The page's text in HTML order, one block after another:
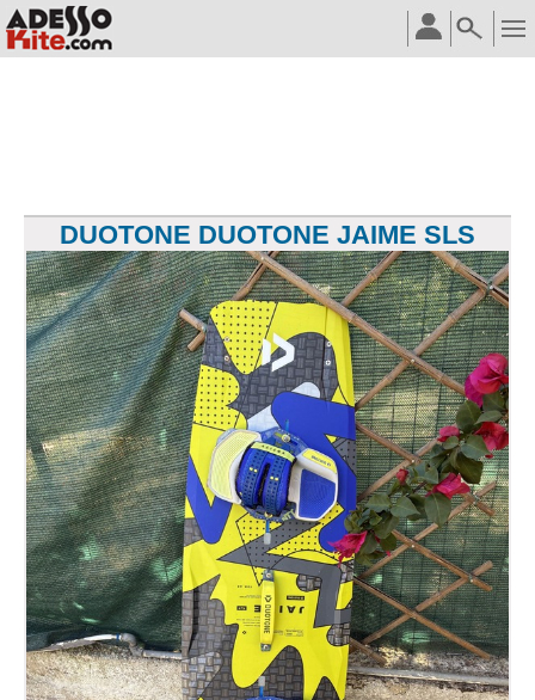
DUOTONE DUOTONE JAIME SLS